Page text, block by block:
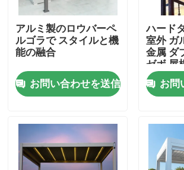
家
私達について
アルミ製のロウバーペ
ルゴラで スタイルと機
能の融合
お問い合わせを送信
ハード
室外 ガ
金属 ダ
ゼボ 屋
お問